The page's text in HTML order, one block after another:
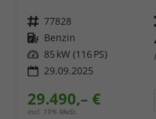
Fahrzeugnr. 77828
Kraftstoff Benzin
Leistung 85 kW (116 PS)
29.09.2025
29.490,– €
incl. 19% MwSt.